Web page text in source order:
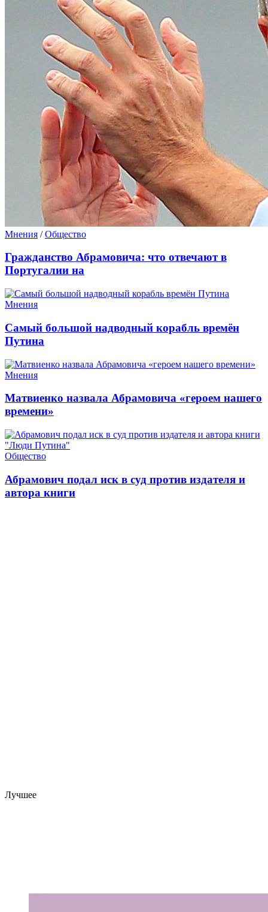
Мнения /Общество
Гражданство Абрамовича: что отвечают в
Португалии на
Мнения
Cамый большой надводный корабль времён
Путина
Мнения
Матвиенко назвала Абрамовича «героем нашего
времени»
Общество
Абрамович подал иск в суд против издателя и
автора книги
Лучшее